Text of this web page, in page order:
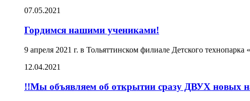
07.05.2021
Гордимся нашими учениками!
9 апреля 2021 г. в Тольяттинском филиале Детского
12.04.2021
!!Мы объявляем об открытии сразу ДВУХ новых